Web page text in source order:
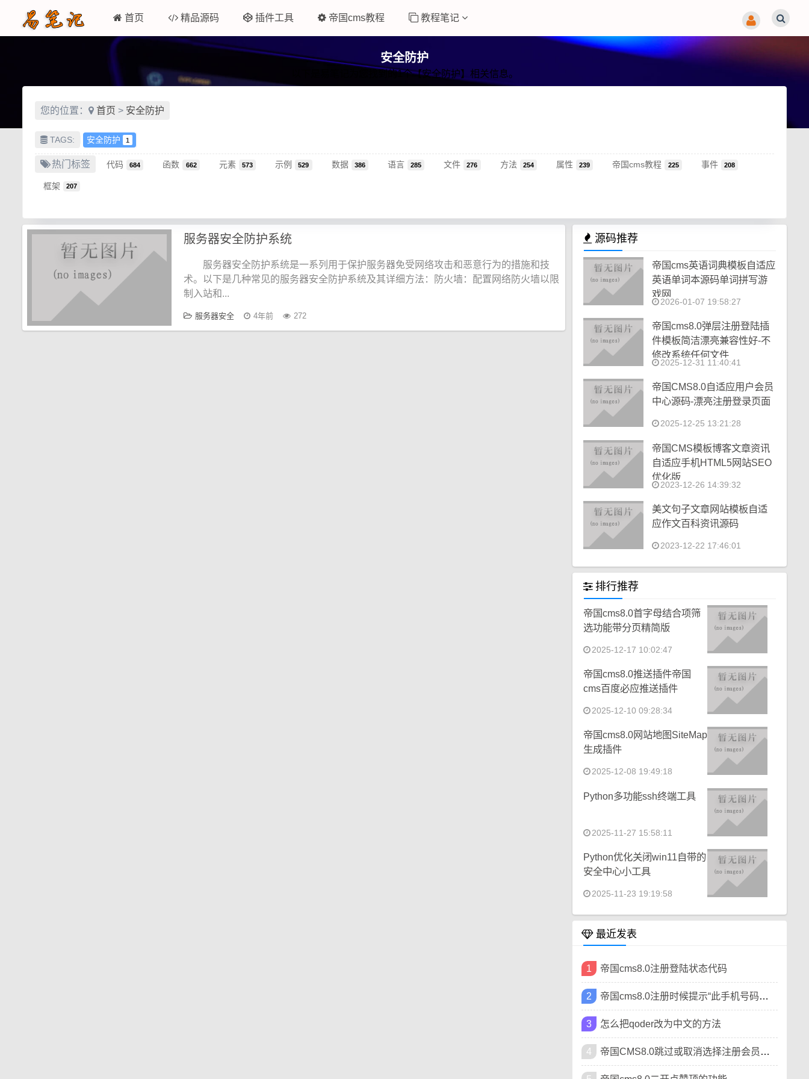
首页 精品源码 插件工具 帝国cms教程 教程笔记
安全防护
以下是易笔记为您找到的1个【安全防护】相关信息。
您的位置： 首页 > 安全防护
TAGS: 安全防护 1
热门标签 代码 684 函数 662 元素 573 示例 529 数据 386 语言 285 文件 276 方法 254 属性 239 帝国cms教程 225 事件 208
框架 207
服务器安全防护系统
服务器安全防护系统是一系列用于保护服务器免受网络攻击和恶意行为的措施和技
术。以下是几种常见的服务器安全防护系统及其详细方法：防火墙：配置网络防火墙以限
制入站和...
服务器安全 4年前 272
源码推荐
帝国cms英语词典模板自适应
英语单词本源码单词拼写游
戏网
2026-01-07 19:58:27
帝国cms8.0弹层注册登陆插
件模板简洁漂亮兼容性好-不
修改系统任何文件
2025-12-31 11:40:41
帝国CMS8.0自适应用户会员
中心源码-漂亮注册登录页面
2025-12-25 13:21:28
帝国CMS模板博客文章资讯
自适应手机HTML5网站SEO
优化版
2023-12-26 14:39:32
美文句子文章网站模板自适
应作文百科资讯源码
2023-12-22 17:46:01
排行推荐
帝国cms8.0首字母结合项筛
选功能带分页精简版
2025-12-17 10:02:47
帝国cms8.0推送插件帝国
cms百度必应推送插件
2025-12-10 09:28:34
帝国cms8.0网站地图SiteMap
生成插件
2025-12-08 19:49:18
Python多功能ssh终端工具
2025-11-27 15:58:11
Python优化关闭win11自带的
安全中心小工具
2025-11-23 19:19:58
最近发表
1 帝国cms8.0注册登陆状态代码
2 帝国cms8.0注册时候提示“此手机号码已被注册”
3 怎么把qoder改为中文的方法
4 帝国CMS8.0跳过或取消选择注册会员类型方法